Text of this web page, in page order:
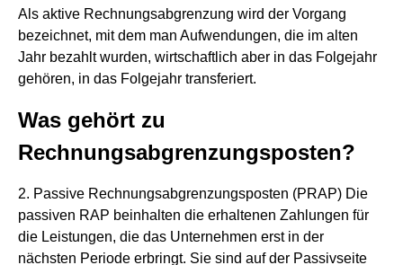
Als aktive Rechnungsabgrenzung wird der Vorgang
bezeichnet, mit dem man Aufwendungen, die im alten
Jahr bezahlt wurden, wirtschaftlich aber in das Folgejahr
gehören, in das Folgejahr transferiert.
Was gehört zu
Rechnungsabgrenzungsposten?
2. Passive Rechnungsabgrenzungsposten (PRAP) Die
passiven RAP beinhalten die erhaltenen Zahlungen für
die Leistungen, die das Unternehmen erst in der
nächsten Periode erbringt. Sie sind auf der Passivseite